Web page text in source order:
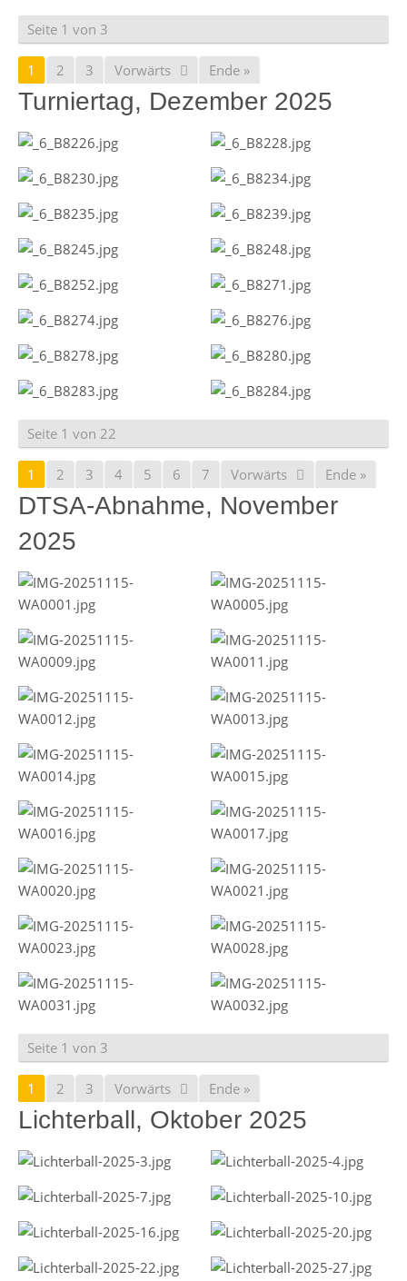
Seite 1 von 3
1 2 3 Vorwärts Ende »
Turniertag, Dezember 2025
Seite 1 von 22
1 2 3 4 5 6 7 Vorwärts Ende »
DTSA-Abnahme, November
2025
Seite 1 von 3
1 2 3 Vorwärts Ende »
Lichterball, Oktober 2025